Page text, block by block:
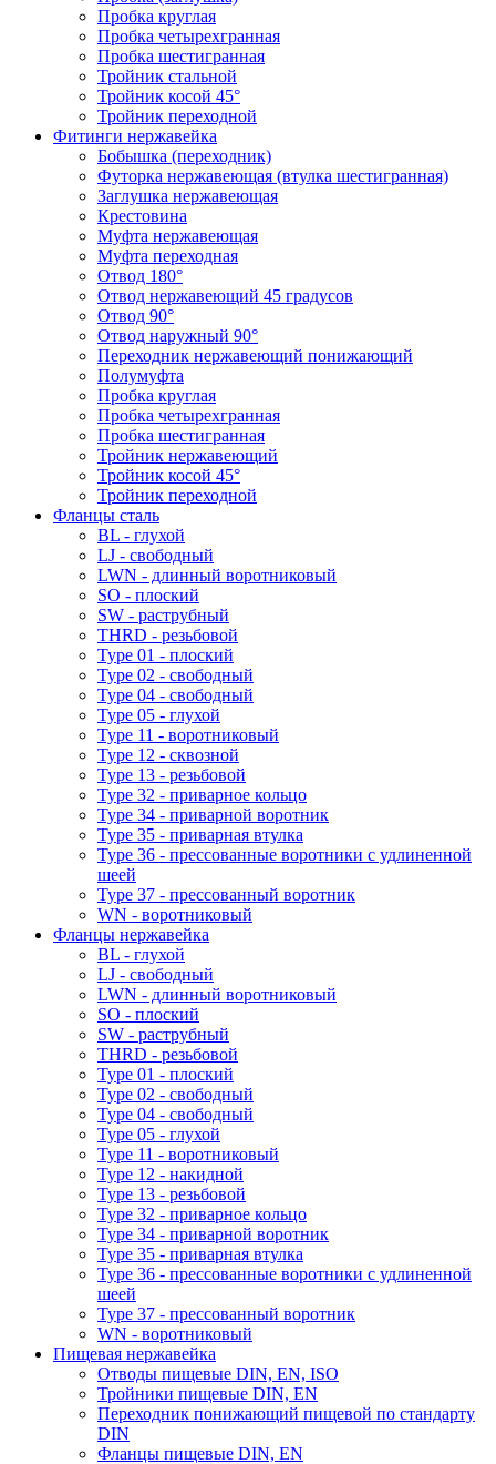
Пробка круглая
Пробка четырехгранная
Пробка шестигранная
Тройник стальной
Тройник косой 45°
Тройник переходной
Фитинги нержавейка
Бобышка (переходник)
Футорка нержавеющая (втулка шестигранная)
Заглушка нержавеющая
Крестовина
Муфта нержавеющая
Муфта переходная
Отвод 180°
Отвод нержавеющий 45 градусов
Отвод 90°
Отвод наружный 90°
Переходник нержавеющий понижающий
Полумуфта
Пробка круглая
Пробка четырехгранная
Пробка шестигранная
Тройник нержавеющий
Тройник косой 45°
Тройник переходной
Фланцы сталь
BL - глухой
LJ - свободный
LWN - длинный воротниковый
SO - плоский
SW - раструбный
THRD - резьбовой
Type 01 - плоский
Type 02 - свободный
Type 04 - свободный
Type 05 - глухой
Type 11 - воротниковый
Type 12 - сквозной
Type 13 - резьбовой
Type 32 - приварное кольцо
Type 34 - приварной воротник
Type 35 - приварная втулка
Type 36 - прессованные воротники с удлиненной
шеей
Type 37 - прессованный воротник
WN - воротниковый
Фланцы нержавейка
BL - глухой
LJ - свободный
LWN - длинный воротниковый
SO - плоский
SW - раструбный
THRD - резьбовой
Type 01 - плоский
Type 02 - свободный
Type 04 - свободный
Type 05 - глухой
Type 11 - воротниковый
Type 12 - накидной
Type 13 - резьбовой
Type 32 - приварное кольцо
Type 34 - приварной воротник
Type 35 - приварная втулка
Type 36 - прессованные воротники с удлиненной
шеей
Type 37 - прессованный воротник
WN - воротниковый
Пищевая нержавейка
Отводы пищевые DIN, EN, ISO
Тройники пищевые DIN, EN
Переходник понижающий пищевой по стандарту
DIN
Фланцы пищевые DIN, EN